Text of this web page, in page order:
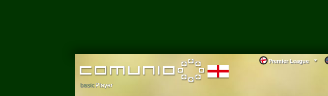
Premier League
basic Player